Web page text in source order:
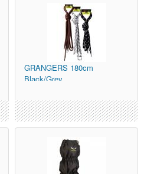
GRANGERS 180cm
Black/Grey